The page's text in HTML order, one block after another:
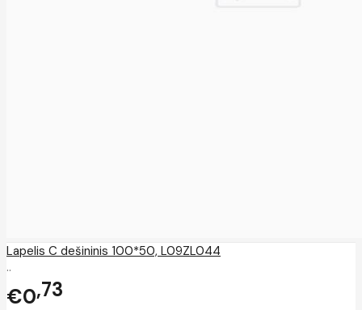
Lapelis C dešininis 100*50, L09ZL044
..
€0 73